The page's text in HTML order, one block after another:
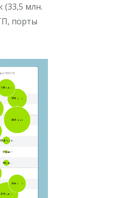
(33,5 млн.
порты